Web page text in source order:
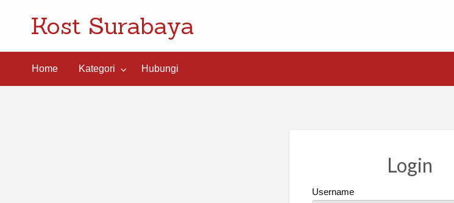
Kost Surabaya
Home Kategori Hubungi
Login
Username